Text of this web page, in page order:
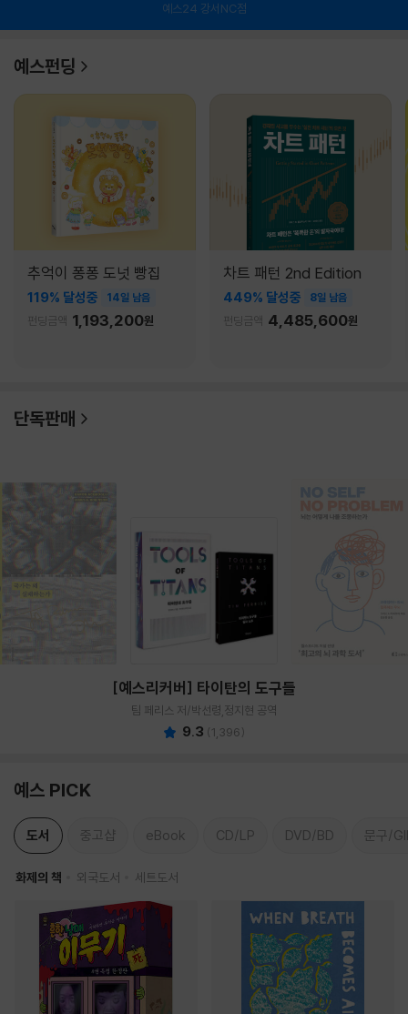
예스24 강서NC점
예스펀딩
추억이 퐁퐁 도넛 빵집
119% 달성중 14일 남음
펀딩금액 1,193,200원
차트 패턴 2nd Edition
449% 달성중 8일 남음
펀딩금액 4,485,600원
단독판매
[예스리커버] 타이탄의 도구들
팀 페리스 저/박선령,정지현 공역
9.3 (1,396)
예스 PICK
도서 중고샵 eBook CD/LP DVD/BD 문구/
화제의 책 외국도서 세트도서